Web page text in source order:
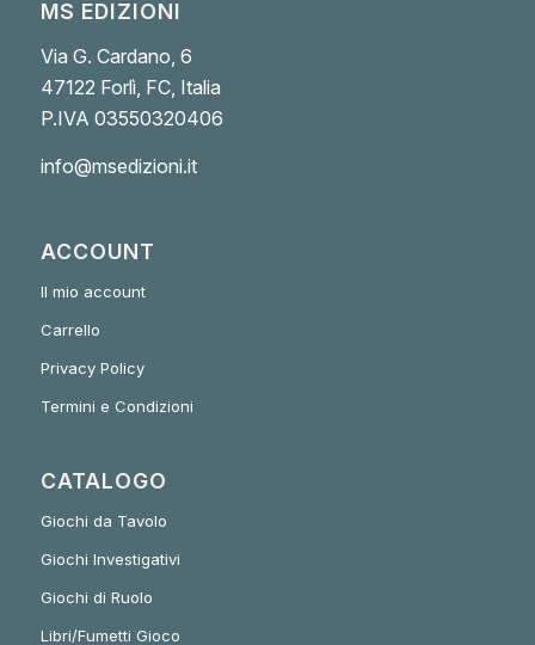
MS EDIZIONI
Via G. Cardano, 6
47122 Forlì, FC, Italia
P.IVA 03550320406
info@msedizioni.it
ACCOUNT
Il mio account
Carrello
Privacy Policy
Termini e Condizioni
CATALOGO
Giochi da Tavolo
Giochi Investigativi
Giochi di Ruolo
Libri/Fumetti Gioco